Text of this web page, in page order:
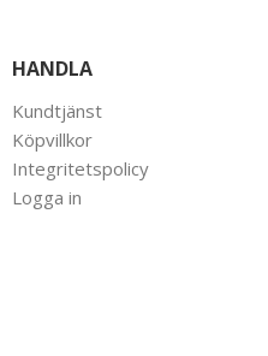
HANDLA
Kundtjänst
Köpvillkor
Integritetspolicy
Logga in